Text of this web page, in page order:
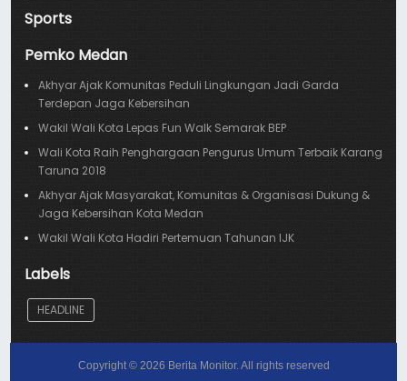
Sports
Pemko Medan
Akhyar Ajak Komunitas Peduli Lingkungan Jadi Garda
Terdepan Jaga Kebersihan
Wakil Wali Kota Lepas Fun Walk Semarak BEP
Wali Kota Raih Penghargaan Pengurus Umum Terbaik Karang
Taruna 2018
Akhyar Ajak Masyarakat, Komunitas & Organisasi Dukung &
Jaga Kebersihan Kota Medan
Wakil Wali Kota Hadiri Pertemuan Tahunan IJK
Labels
HEADLINE
Copyright © 2026 Berita Monitor. All rights reserved